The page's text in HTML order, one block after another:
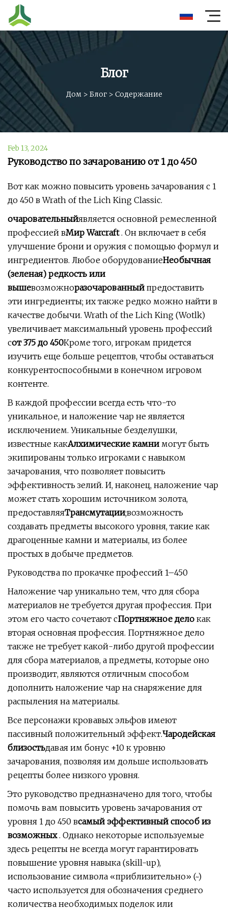
Блог
Дом > Блог> Содержание
Feb 13, 2024
Руководство по зачарованию от 1 до 450
Вот как можно повысить уровень зачарования с 1
до 450 в Wrath of the Lich King Classic.
очаровательныйявляется основной ремесленной
профессией вМир Warcraft. Он включает в себя
улучшение брони и оружия с помощью формул и
ингредиентов. Любое оборудованиеНеобычная
(зеленая) редкость или
вышевозможноразочарованный предоставить
эти ингредиенты; их также редко можно найти в
качестве добычи. Wrath of the Lich King (Wotlk)
увеличивает максимальный уровень профессий
сот 375 до 450Кроме того, игрокам придется
изучить еще больше рецептов, чтобы оставаться
конкурентоспособными в конечном игровом
контенте.
В каждой профессии всегда есть что-то
уникальное, и наложение чар не является
исключением. Уникальные безделушки,
известные какАлхимические камни могут быть
экипированы только игроками с навыком
зачарования, что позволяет повысить
эффективность зелий. И, наконец, наложение чар
может стать хорошим источником золота,
предоставляяТрансмутации;возможность
создавать предметы высокого уровня, такие как
драгоценные камни и материалы, из более
простых в добыче предметов.
Руководства по прокачке профессий 1–450
Наложение чар уникально тем, что для сбора
материалов не требуется другая профессия. При
этом его часто сочетают сПортняжное дело как
вторая основная профессия. Портняжное дело
также не требует какой-либо другой профессии
для сбора материалов, а предметы, которые оно
производит, являются отличным способом
дополнить наложение чар на снаряжение для
распыления на материалы.
Все персонажи кровавых эльфов имеют
пассивный положительный эффект.Чародейская
близостьдавая им бонус +10 к уровню
зачарования, позволяя им дольше использовать
рецепты более низкого уровня.
Это руководство предназначено для того, чтобы
помочь вам повысить уровень зачарования от
уровня 1 до 450 всамый эффективный способ из
возможных. Однако некоторые используемые
здесь рецепты не всегда могут гарантировать
повышение уровня навыка (skill-up),
использование символа «приблизительно» (~)
часто используется для обозначения среднего
количества необходимых поделок или